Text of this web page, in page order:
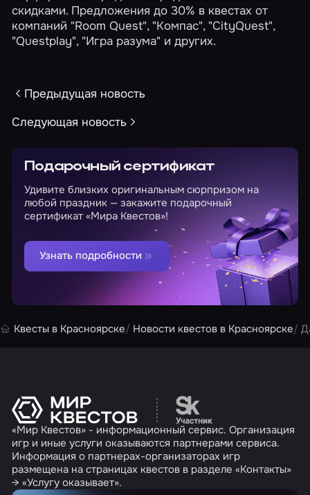
скидками. Предложения до 30% в квестах от
компаний "Room Quest", "Компас", "CityQuest",
"Questplay", "Игра разума" и других.
Предыдущая новость
Следующая новость
Подарочный сертификат
Удивите близких оригинальным сюрпризом на
любой праздник — закажите подарочный
сертификат «Мира Квестов»!
Узнать подробности
Квесты в Красноярске Новости квестов в Красноярске
Перейти на сайт
«Мир Квестов» - информационный сервис. Организация
игр и иные услуги оказываются партнерами сервиса.
Информация о партнерах-организаторах игр
размещена на страницах квестов в разделе «Контакты»
→ «Услугу оказывает».